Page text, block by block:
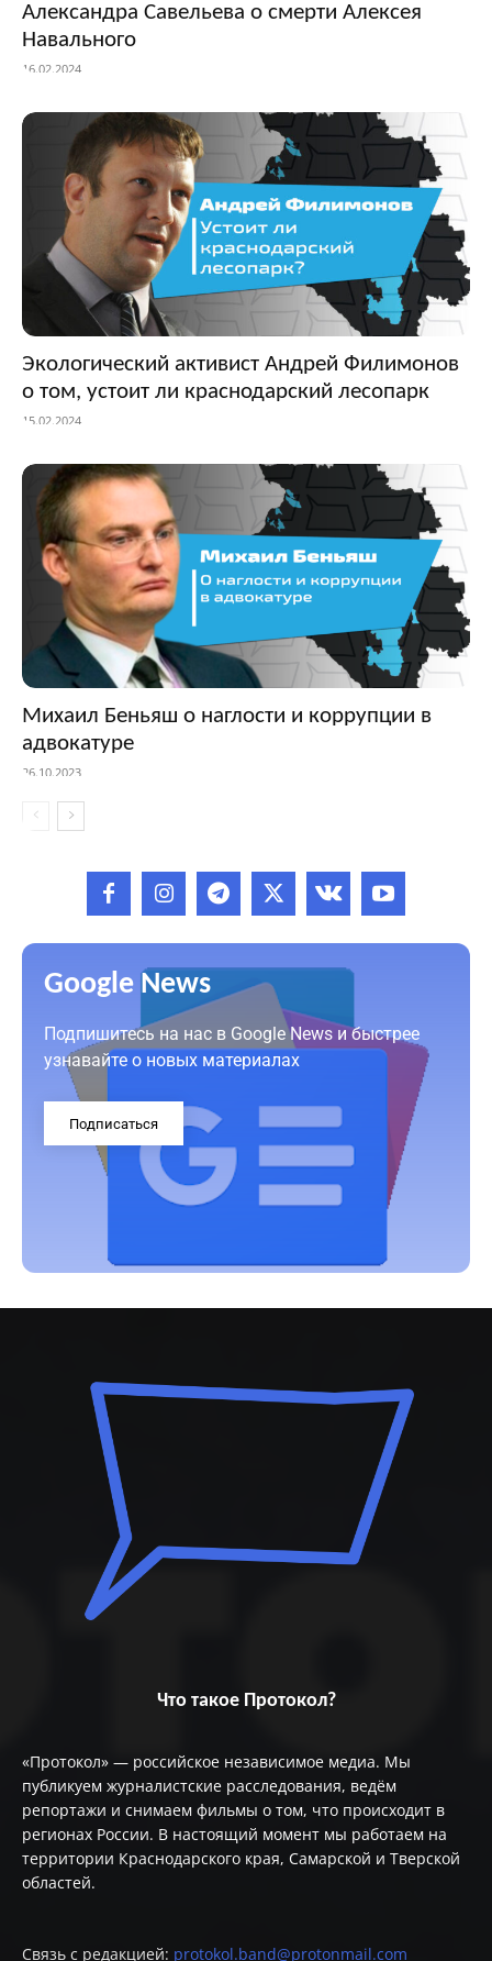
Александра Савельева о смерти Алексея
Навального
16.02.2024
Экологический активист Андрей Филимонов
о том, устоит ли краснодарский лесопарк
15.02.2024
Михаил Беньяш о наглости и коррупции в
адвокатуре
26.10.2023
Google News
Подпишитесь на нас в Google News и быстрее
узнавайте о новых материалах
Подписаться
Что такое Протокол?
«Протокол» — российское независимое медиа. Мы
публикуем журналистские расследования, ведём
репортажи и снимаем фильмы о том, что происходит в
регионах России. В настоящий момент мы работаем на
территории Краснодарского края, Самарской и Тверской
областей.
Связь с редакцией: protokol.band@protonmail.com